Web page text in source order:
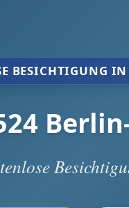
BESICHTIGUNG